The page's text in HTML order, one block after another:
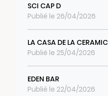
SCI CAP D
Publié le 26/04/2026
LA CASA DE LA
Publié le 25/04/2026
EDEN BAR
Publié le 22/04/2026